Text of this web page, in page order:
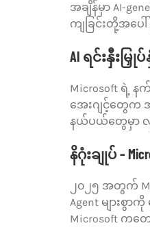
အချိန်မှာ AI-
ကျခြင်းတို့အပ
AI ရင်းနှီး
Microsoft ရဲ့ န
အေးဂျင့်တွေက
နယ်ပယ်တွေမှာ လု
နိဂုံးချုပ် –
၂၀၂၅ အတွက်
Agent များစွ
Microsoft ကတ